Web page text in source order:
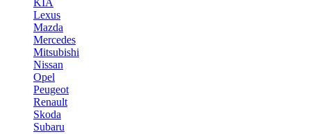
KIA
Lexus
Mazda
Mercedes
Mitsubishi
Nissan
Opel
Peugeot
Renault
Skoda
Subaru